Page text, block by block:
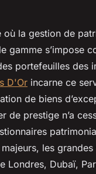
où la gestion de
gamme s’impose
portefeuilles des
D'Or incarne ce
de biens
de prestige n’a
les grandes
Londres, Dubaï,